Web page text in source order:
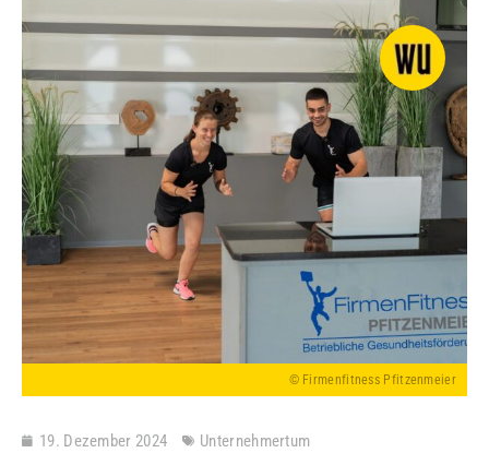
© Firmenfitness Pfitzenmeier
19. Dezember 2024 Unternehmertum